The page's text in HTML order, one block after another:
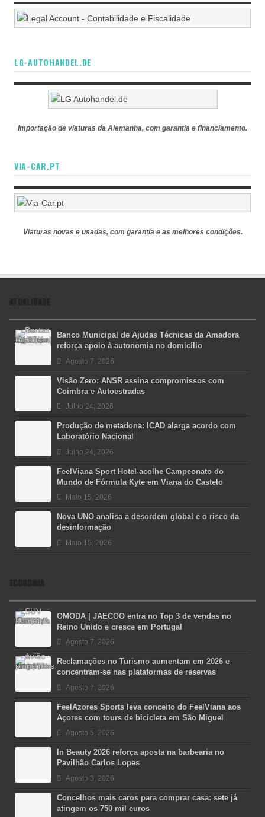
LG-AUTOHANDEL.DE
Importação de viaturas da Alemanha, com garantia e financiamento.
VIA-CAR.PT
Viaturas novas e usadas, com garantia e as melhores condições.
ATUALIDADE
Banco Municipal de Ajudas Técnicas da Amadora
reforça apoio à autonomia no domicílio
Agosto 7, 2026
Visão Zero: ANSR assina compromissos com
Coimbra e Autoestradas
Julho 24, 2026
Produção de metadona: ICAD alarga acordo com
Laboratório Nacional
Julho 24, 2026
FeelViana Sport Hotel acolhe Campeonato do
Mundo de Fórmula Kyte em Viana do Castelo
Maio 15, 2026
Nova UNO analisa a desordem global e o risco da
desinformação
Maio 15, 2026
ECONOMIA
OMODA | JAECOO entra no Top 3 de vendas no
Reino Unido e cresce em Portugal
Agosto 7, 2026
Reclamações no Turismo aumentam em 2026 e
concentram-se nas plataformas de reservas
Agosto 7, 2026
FeelAzores Sports leva conceito do FeelViana aos
Açores com tours de bicicleta em São Miguel
Agosto 5, 2026
In Beauty 2026 reforça aposta na barbearia no
Pavilhão Carlos Lopes
Agosto 3, 2026
Concelhos mais caros para comprar casa: sete já
atingem os 750 mil euros